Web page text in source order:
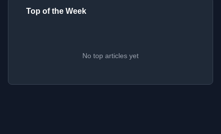
Top of the Week
No top articles yet